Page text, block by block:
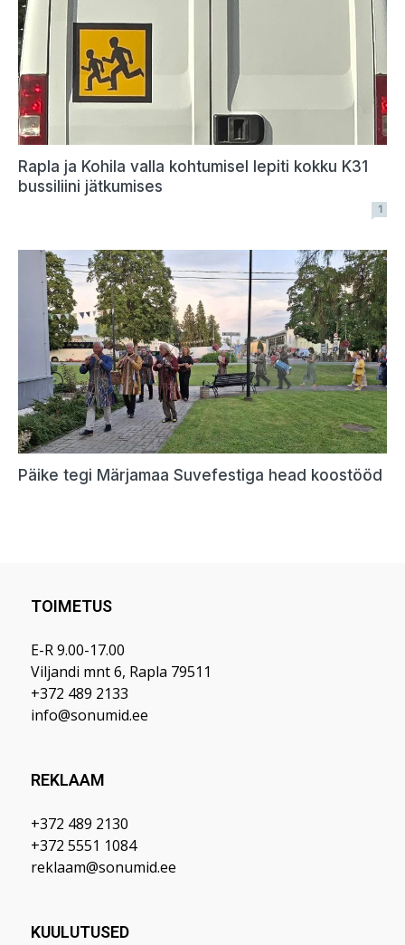
TOIMETUS
E-R 9.00-17.00
Viljandi mnt 6, Rapla 79511
+372 489 2133
info@sonumid.ee
REKLAAM
+372 489 2130
+372 5551 1084
reklaam@sonumid.ee
KUULUTUSED